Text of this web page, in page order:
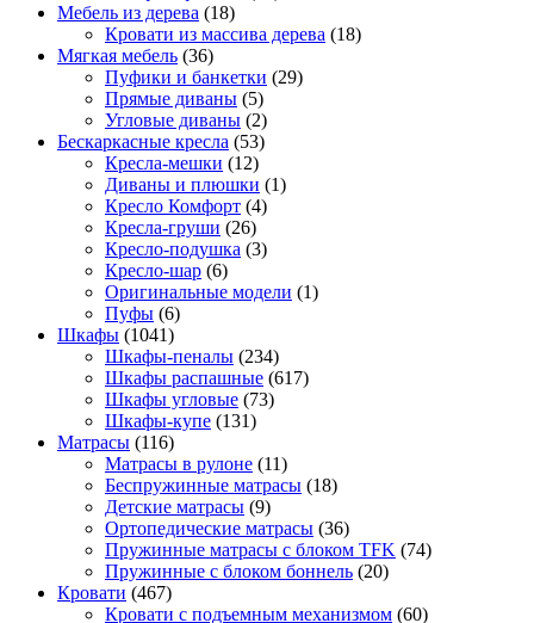
Мебель из дерева (18)
Кровати из массива дерева (18)
Мягкая мебель (36)
Пуфики и банкетки (29)
Прямые диваны (5)
Угловые диваны (2)
Бескаркасные кресла (53)
Кресла-мешки (12)
Диваны и плюшки (1)
Кресло Комфорт (4)
Кресла-груши (26)
Кресло-подушка (3)
Кресло-шар (6)
Оригинальные модели (1)
Пуфы (6)
Шкафы (1041)
Шкафы-пеналы (234)
Шкафы распашные (617)
Шкафы угловые (73)
Шкафы-купе (131)
Матрасы (116)
Матрасы в рулоне (11)
Беспружинные матрасы (18)
Детские матрасы (9)
Ортопедические матрасы (36)
Пружинные матрасы с блоком TFK (74)
Пружинные с блоком боннель (20)
Кровати (467)
Кровати с подъемным механизмом (60)